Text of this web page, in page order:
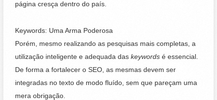
página cresça dentro do país.
Keywords: Uma Arma Poderosa
Porém, mesmo realizando as pesquisas mais completas, a
utilização inteligente e adequada daskeywords é essencial.
De forma a fortalecer o SEO, as mesmas devem ser
integradas no texto de modo fluído, sem que pareçam uma
mera obrigação.